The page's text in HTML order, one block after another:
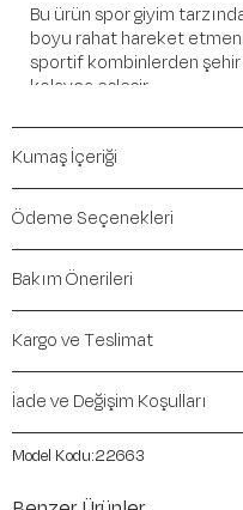
Bu ürün spor giyim
boyu rahat hareket
sportif kombinlerden
kolayca eşleşir.
Öne Çıkan Detaylar
Marka:Maraton
Renk:Koyu Kırmızı
Kalıp / Form:
Mevsim:İlkbahar-
Kumaş İçeriği
Ödeme Seçenekleri
Bakım Önerileri
Kargo ve Teslimat
İade ve Değişim Koşulları
22663